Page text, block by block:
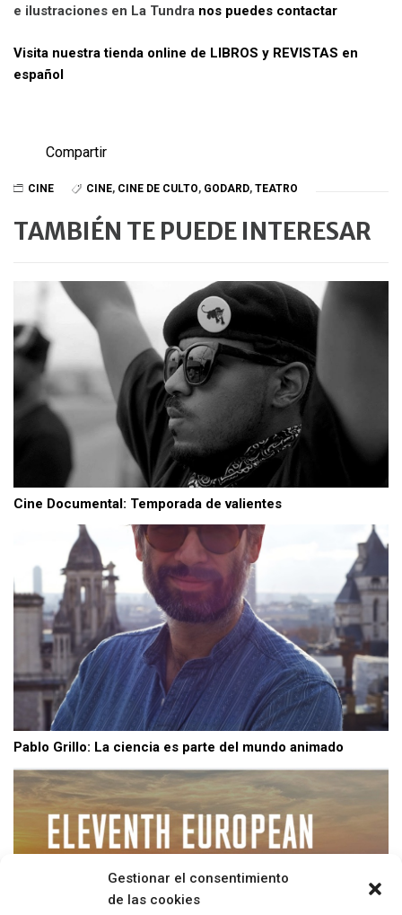
Gestionar el consentimiento
de las cookies
e ilustraciones en La Tundra nos puedes contactar
Visita nuestra tienda online de LIBROS y REVISTAS en
español
Compartir
CINE CINE, CINE DE CULTO, GODARD, TEATRO
TAMBIÉN TE PUEDE INTERESAR
Cine Documental: Temporada de valientes
Pablo Grillo: La ciencia es parte del mundo animado